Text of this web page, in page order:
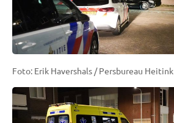
Foto: Erik Havershals / Persbureau Heitink